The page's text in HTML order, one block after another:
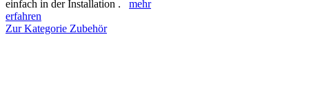
einfach in der Installation . mehr
erfahren
Zur Kategorie Zubehör